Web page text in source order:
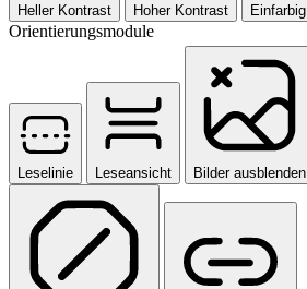
Heller Kontrast Hoher Kontrast Einfarbig
Orientierungsmodule
Leselinie Leseansicht Bilder ausblenden